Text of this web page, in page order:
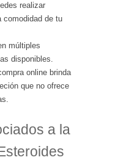
realizar
comodidad de tu
múltiples
disponibles.
online brinda
que no ofrece
a la